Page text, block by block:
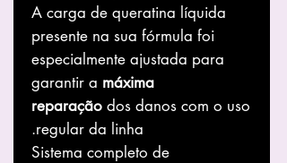
A carga de queratina líquida
presente na sua fórmula foi
especialmente ajustada para
garantir a máxima
reparação dos danos com o uso
regular da linha.
Sistema completo de